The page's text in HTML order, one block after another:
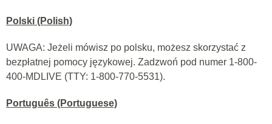
Polski (Polish)
UWAGA: Jeżeli mówisz po polsku, możesz skorzystać z
bezpłatnej pomocy językowej. Zadzwoń pod numer 1-800-
400-MDLIVE (TTY: 1-800-770-5531).
Português (Portuguese)